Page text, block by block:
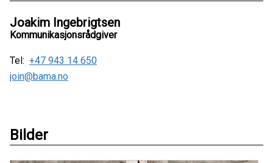
Joakim Ingebrigtsen
Kommunikasjonsrådgiver
Tel: +47 943 14 650
join@bama.no
Bilder